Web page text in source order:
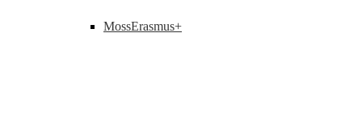
MossErasmus+